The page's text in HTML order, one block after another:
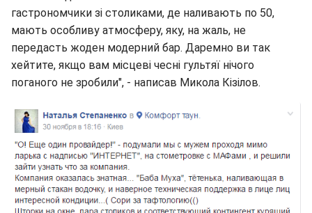
гастрономчики зі столиками, де наливають по 50,
мають особливу атмосферу, яку, на жаль, не
передасть жоден модерний бар. Даремно ви так
хейтите, якщо вам місцеві чесні гультяї нічого
поганого не зробили", - написав Микола Кізілов.